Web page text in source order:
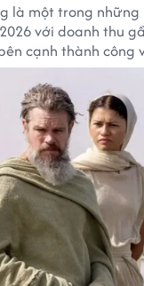
là một trong
với doanh thu
cạnh thành công
Nolan cũng vấp
giả.